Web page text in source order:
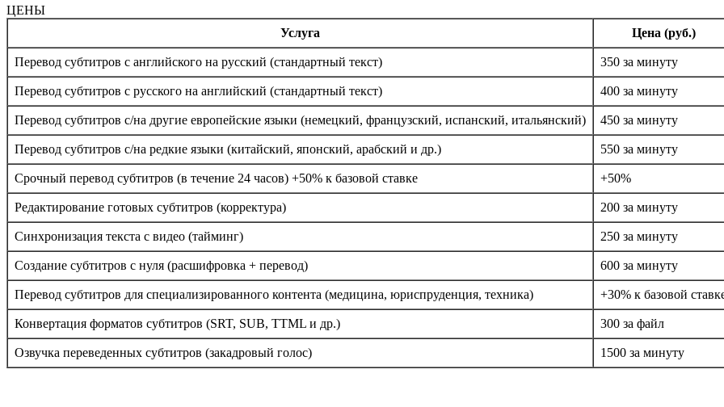
ЦЕНЫ
Услуга
Цена (руб.)
Перевод субтитров с английского на русский (стандартный текст) 350 за минуту
Перевод субтитров с русского на английский (стандартный текст) 400 за минуту
Перевод субтитров с/на другие европейские языки (немецкий, французский, испанский, итальянский) 450 за минуту
Перевод субтитров с/на редкие языки (китайский, японский, арабский и др.) 550 за минуту
Срочный перевод субтитров (в течение 24 часов) +50% к базовой ставке +50%
Редактирование готовых субтитров (корректура) 200 за минуту
Синхронизация текста с видео (тайминг) 250 за минуту
Создание субтитров с нуля (расшифровка + перевод) 600 за минуту
Перевод субтитров для специализированного контента (медицина, юриспруденция, техника) +30% к базовой
Конвертация форматов субтитров (SRT, SUB, TTML и др.) 300 за файл
Озвучка переведенных субтитров (закадровый голос) 1500 за минуту